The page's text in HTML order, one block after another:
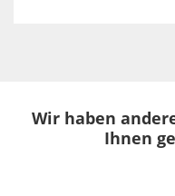
Wir haben
Ihnen